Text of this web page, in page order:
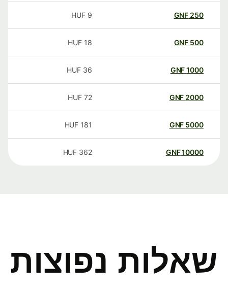
250
GNF
HUF
500
GNF
HUF
1000
GNF
36
HUF
2000
GNF
HUF
5000
GNF
181
HUF
10000
GNF
362
HUF
שאלות נפוצות